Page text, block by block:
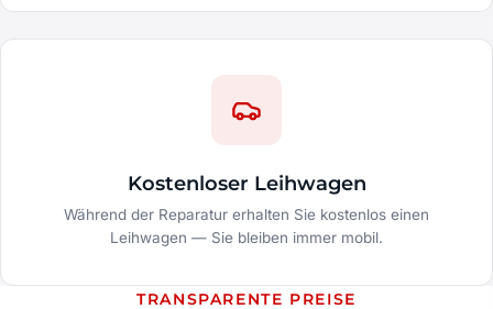
Kostenloser Leihwagen
Während der Reparatur erhalten Sie kostenlos einen
Leihwagen — Sie bleiben immer mobil.
TRANSPARENTE PREISE